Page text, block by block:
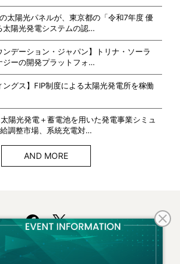
の太陽光パネルが、東京都の「令和7年度 優
太陽光発電システムの認…
ンデーション・ジャパン】トリナ・ソーラ
ジーの開発プラットフォ…
ングス】FIP制度による太陽光発電所を稼働
陽光発電＋蓄電池を用いた発電事業シミュ
調整市場、系統充電対…
AND MORE
について
フリーマガジンはこちら
広告掲載について